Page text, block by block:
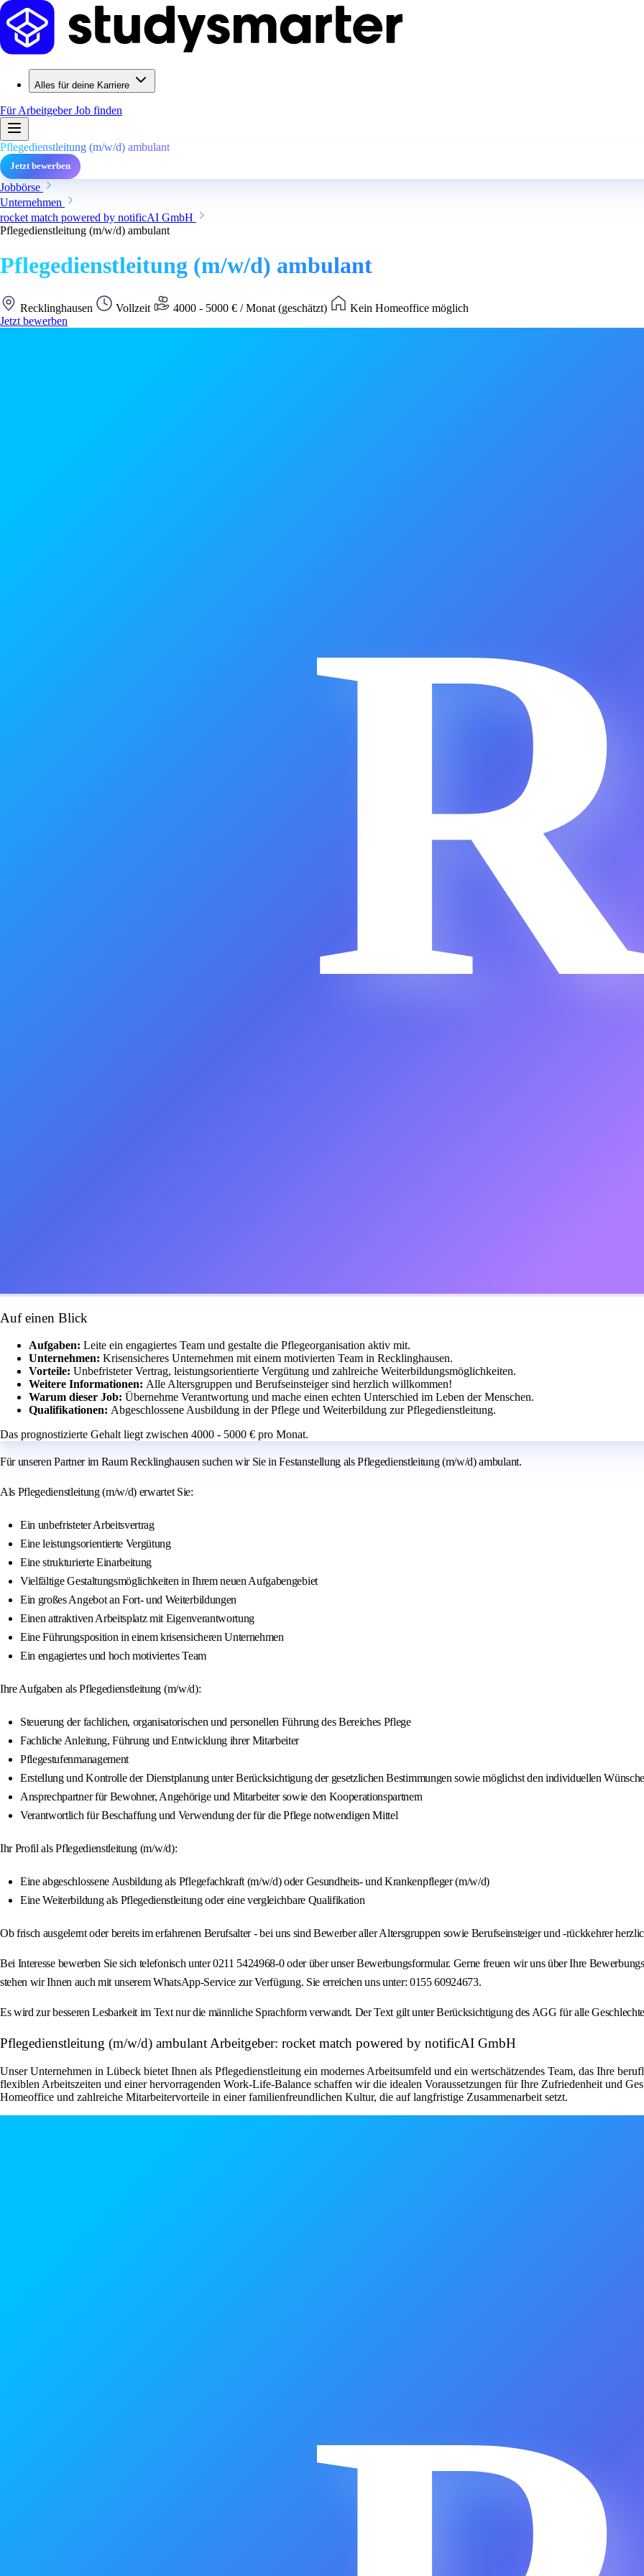
Alles für deine Karriere
Für ArbeitgeberJob finden
Pflegedienstleitung (m/w/d) ambulant
Jetzt bewerben
Jobbörse
Unternehmen
rocket match powered by notificAI GmbH
Pflegedienstleitung (m/w/d) ambulant
Pflegedienstleitung (m/w/d) ambulant
Recklinghausen Vollzeit 4000 - 5000 € / Monat (geschätzt)
Kein Homeoffice möglich
Jetzt bewerben
Auf einen Blick
Aufgaben: Leite ein engagiertes Team und gestalte die Pflegeorganisation aktiv mit.
Unternehmen: Krisensicheres Unternehmen mit einem motivierten Team in Recklinghausen.
Vorteile: Unbefristeter Vertrag, leistungsorientierte Vergütung und zahlreiche Weiterbildungsmöglichkeiten.
Weitere Informationen: Alle Altersgruppen und Berufseinsteiger sind herzlich willkommen!
Warum dieser Job: Übernehme Verantwortung und mache einen echten Unterschied im Leben der Menschen.
Qualifikationen: Abgeschlossene Ausbildung in der Pflege und Weiterbildung zur Pflegedienstleitung.
Das prognostizierte Gehalt liegt zwischen 4000 - 5000 € pro Monat.
Für unseren Partner im Raum Recklinghausen suchen wir Sie in Festanstellung als Pflegedienstleitung (m/w/d) ambulant.
Als Pflegedienstleitung (m/w/d) erwartet Sie:
Ein unbefristeter Arbeitsvertrag
Eine leistungsorientierte Vergütung
Eine strukturierte Einarbeitung
Vielfältige Gestaltungsmöglichkeiten in Ihrem neuen Aufgabengebiet
Ein großes Angebot an Fort- und Weiterbildungen
Einen attraktiven Arbeitsplatz mit Eigenverantwortung
Eine Führungsposition in einem krisensicheren Unternehmen
Ein engagiertes und hoch motiviertes Team
Ihre Aufgaben als Pflegedienstleitung (m/w/d):
Steuerung der fachlichen, organisatorischen und personellen Führung des Bereiches Pflege
Fachliche Anleitung, Führung und Entwicklung ihrer Mitarbeiter
Pflegestufenmanagement
Erstellung und Kontrolle der Dienstplanung unter Berücksichtigung der gesetzlichen Bestimmungen sowie möglichst den individuellen
Ansprechpartner für Bewohner, Angehörige und Mitarbeiter sowie den Kooperationspartnern
Verantwortlich für Beschaffung und Verwendung der für die Pflege notwendigen Mittel
Ihr Profil als Pflegedienstleitung (m/w/d):
Eine abgeschlossene Ausbildung als Pflegefachkraft (m/w/d) oder Gesundheits- und Krankenpfleger (m/w/d)
Eine Weiterbildung als Pflegedienstleitung oder eine vergleichbare Qualifikation
Ob frisch ausgelernt oder bereits im erfahrenen Berufsalter - bei uns sind Bewerber aller Altersgruppen sowie Berufseinsteiger und -rückkehrer
Bei Interesse bewerben Sie sich telefonisch unter 0211 5424968-0 oder über unser Bewerbungsformular. Gerne freuen wir uns über Ihre
stehen wir Ihnen auch mit unserem WhatsApp-Service zur Verfügung. Sie erreichen uns unter: 0155 60924673.
Es wird zur besseren Lesbarkeit im Text nur die männliche Sprachform verwandt. Der Text gilt unter Berücksichtigung des AGG für alle
Pflegedienstleitung (m/w/d) ambulant Arbeitgeber: rocket match powered by notificAI GmbH
Unser Unternehmen in Lübeck bietet Ihnen als Pflegedienstleitung ein modernes Arbeitsumfeld und ein wertschätzendes Team, das Ihre
flexiblen Arbeitszeiten und einer hervorragenden Work-Life-Balance schaffen wir die idealen Voraussetzungen für Ihre Zufriedenheit und
Homeoffice und zahlreiche Mitarbeitervorteile in einer familienfreundlichen Kultur, die auf langfristige Zusammenarbeit setzt.